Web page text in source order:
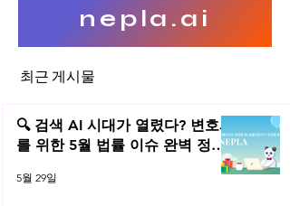
취운전도 한 번 더 점검해보세
요!
nepla.ai
최근 게시물
🔍 검색 AI 시대가 열렸다? 변호사
를 위한 5월 법률 이슈 완벽 정리 |
5월 29일